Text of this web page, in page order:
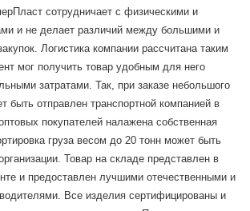
сотрудничает с физическими и
и не делает различий между большими и
Логистика компании рассчитана таким
мог получить товар удобным для него
затратами. Так, при заказе небольшого
быть отправлен транспортной компанией в
покупателей налажена собственная
груза весом до 20 тонн может быть
Товар на складе представлен в
и предоставлен лучшими отечественными и
Все изделия сертифицированы и